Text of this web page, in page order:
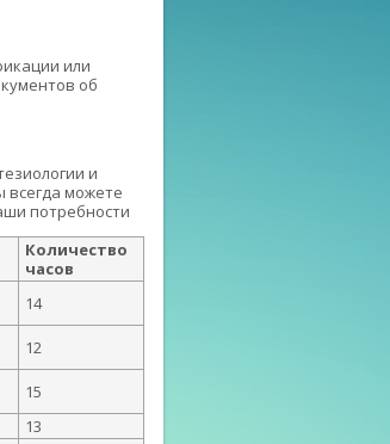
или
об
и
всегда можете
потребности
Количество
часов
14
12
15
13